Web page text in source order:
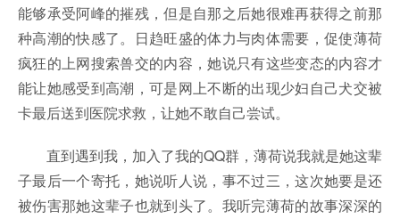
能够承受阿峰的摧残，但是自那之后她很难再获得之前那
种高潮的快感了。日趋旺盛的体力与肉体需要，促使薄荷
疯狂的上网搜索兽交的内容，她说只有这些变态的内容才
能让她感受到高潮，可是网上不断的出现少妇自己犬交被
卡最后送到医院求救，让她不敢自己尝试。
直到遇到我，加入了我的QQ群，薄荷说我就是她这辈
子最后一个寄托，她说听人说，事不过三，这次她要是还
被伤害那她这辈子也就到头了。我听完薄荷的故事深深的